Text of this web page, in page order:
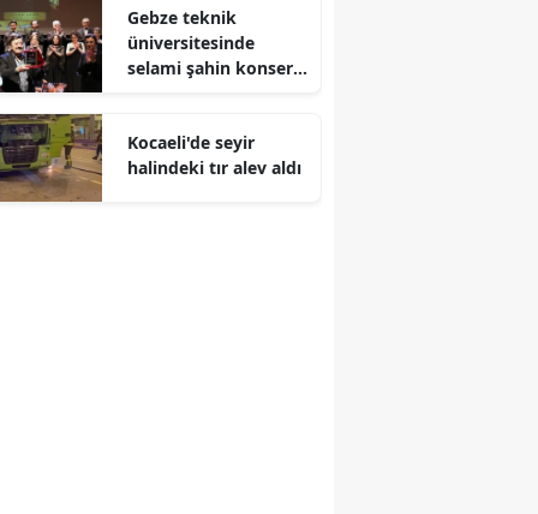
Malatya
Manisa
Mardin
Gebze teknik
üniversitesinde
selami şahin konseri
Kocaeli'de seyir
halindeki tır alev aldı